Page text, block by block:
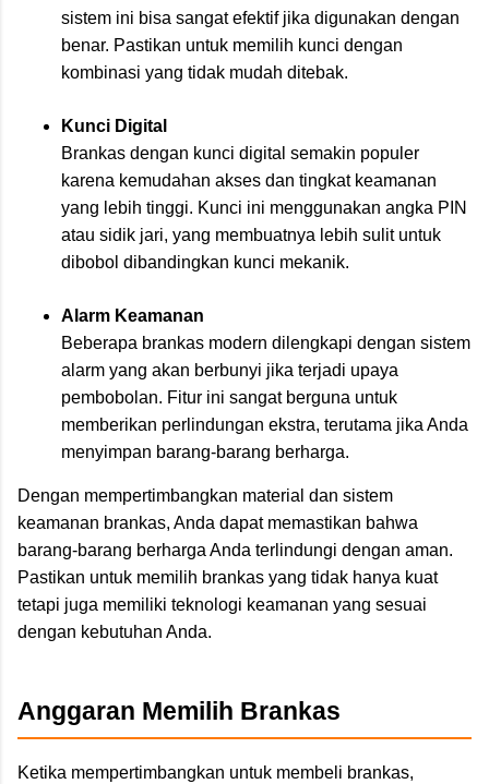
sistem ini bisa sangat efektif jika digunakan dengan
benar. Pastikan untuk memilih kunci dengan
kombinasi yang tidak mudah ditebak.
Kunci Digital
Brankas dengan kunci digital semakin populer
karena kemudahan akses dan tingkat keamanan
yang lebih tinggi. Kunci ini menggunakan angka PIN
atau sidik jari, yang membuatnya lebih sulit untuk
dibobol dibandingkan kunci mekanik.
Alarm Keamanan
Beberapa brankas modern dilengkapi dengan sistem
alarm yang akan berbunyi jika terjadi upaya
pembobolan. Fitur ini sangat berguna untuk
memberikan perlindungan ekstra, terutama jika Anda
menyimpan barang-barang berharga.
Dengan mempertimbangkan material dan sistem
keamanan brankas, Anda dapat memastikan bahwa
barang-barang berharga Anda terlindungi dengan aman.
Pastikan untuk memilih brankas yang tidak hanya kuat
tetapi juga memiliki teknologi keamanan yang sesuai
dengan kebutuhan Anda.
Anggaran Memilih Brankas
Ketika mempertimbangkan untuk membeli brankas,